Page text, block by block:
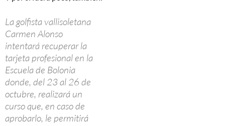
HAI VIDA DESPOIS DO FUTBOL
É POSIBLE UN OBRADOIRO
ACB?
30 NOVEMBRO, 2007